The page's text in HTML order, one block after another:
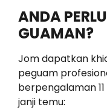
ANDA
GUAMAN?
Jom dapatkan
peguam
berpengalaman
janji temu: